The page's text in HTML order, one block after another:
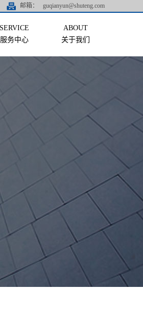
邮箱： guqianyun@shuteng.com
服务中心 关于我们